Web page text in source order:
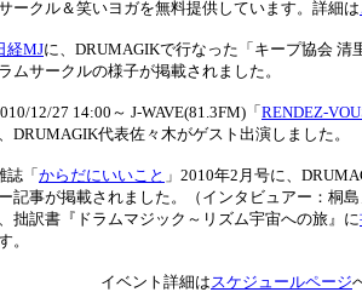
ークル＆笑いヨガを無料提供しています。詳細は
経MJに、DRUMAGIKで行なった「キープ協会 清
ムサークルの様子が掲載されました。
12/27 14:00～ J-WAVE(81.3FM)「 RENDEZ-
DRUMAGIK代表佐々木がゲスト出演しました。
誌「 からだにいいこと 」2010年2月号に、
記事が掲載されました。（インタビュアー：桐
拙訳書『ドラムマジック～リズム宇宙への旅』に
。
イベント詳細はスケジュールページ